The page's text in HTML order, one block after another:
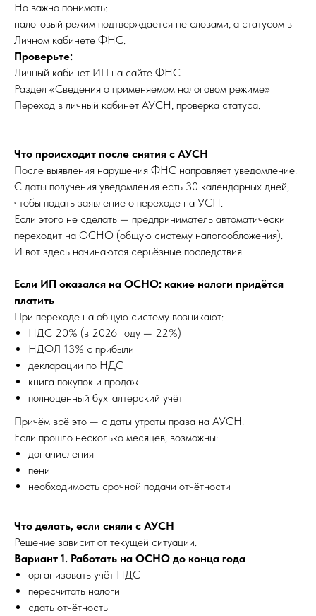
Но важно понимать:
налоговый режим подтверждается не словами, а статусом в
Личном кабинете ФНС.
Проверьте:
Личный кабинет ИП на сайте ФНС
Раздел «Сведения о применяемом налоговом режиме»
Переход в личный кабинет АУСН, проверка статуса.
Что происходит после снятия с АУСН
После выявления нарушения ФНС направляет уведомление.
С даты получения уведомления есть 30 календарных дней,
чтобы подать заявление о переходе на УСН.
Если этого не сделать — предприниматель автоматически
переходит на ОСНО (общую систему налогообложения).
И вот здесь начинаются серьёзные последствия.
Если ИП оказался на ОСНО: какие налоги придётся
платить
При переходе на общую систему возникают:
НДС 20% (в 2026 году — 22%)
НДФЛ 13% с прибыли
декларации по НДС
книга покупок и продаж
полноценный бухгалтерский учёт
Причём всё это — с даты утраты права на АУСН.
Если прошло несколько месяцев, возможны:
доначисления
пени
необходимость срочной подачи отчётности
Что делать, если сняли с АУСН
Решение зависит от текущей ситуации.
Вариант 1. Работать на ОСНО до конца года
организовать учёт НДС
пересчитать налоги
сдать отчётность